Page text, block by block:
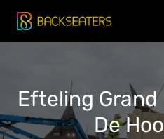
Doorgaan
naar
Efteling
De